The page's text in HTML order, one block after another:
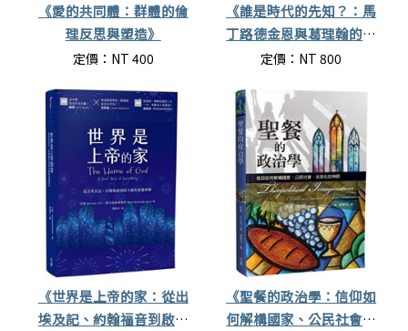
《愛的共同體：群體的倫
理反思與塑造》
定價：NT 400
《誰是時代的先知？：馬
丁路德金恩與葛理翰的公
共神學實踐》
定價：NT 800
《世界是上帝的家：從出
埃及記、約翰福音到啟示
《聖餐的政治學：信仰如
何解構國家、公民社會、